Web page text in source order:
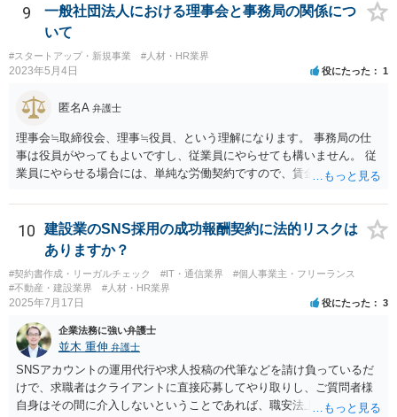
結交渉の段階で減額要請をすること自体は直ちにこれらの法律に違反
するものではないと思われます。 一方で、諸経費等に照らし著しく低
い価格設定をされた場合などには、買いたたきとして下請法（同法第
４条第１項第５号）違反や優越的地位の濫用として独占禁止法違反と
なる可能性もありますので、ベースとしては、上記の差額を念頭に置
き、その他仕入れや諸経費の支払なども加味して、価格交渉を行うと
良いでしょう。 参考：公正取引委員会「免税事業者及びその取引先の
インボイス制度への対応に関するQ&A」 https://www.jftc.go.jp/dk/guid
eline/unyoukijun/invoice_qanda.html
9
一般社団法人における理事会と事務局の関係につ
いて
#スタートアップ・新規事業 #人材・HR業界
2023年5月4日 役にたった 1
匿名A 弁護士
理事会≒取締役会、理事≒役員、という理解になります。 事務局の仕
事は役員がやってもよいですし、従業員にやらせても構いません。 従
業員にやらせる場合には、単純な労働契約ですので、賃金や労働条件
の同意があれば可能ですが、会社に例えると従業員をすべて取締役に
するようなものなので、望ましいかどうかは検討が必要です。
10
建設業のSNS採用の成功報酬契約に法的リスクは
ありますか？
#契約書作成・リーガルチェック #IT・通信業界
#個人事業主・フリーランス
#不動産・建設業界
#人材・HR業界
2025年7月17日 役にたった 3
企業法務に強い弁護士
並木 重伸 弁護士
SNSアカウントの運用代行や求人投稿の代筆などを請け負っているだ
けで、求職者はクライアントに直接応募してやり取りし、ご質問者様
自身はその間に介入しないということであれば、職安法上の「募集情